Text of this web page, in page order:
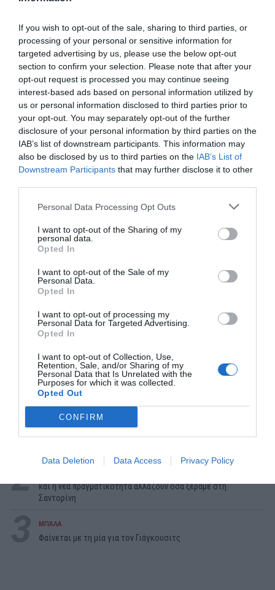
If you wish to opt-out of the sale, sharing to third parties, or
processing of your personal or sensitive information for
targeted advertising by us, please use the below opt-out
section to confirm your selection. Please note that after your
opt-out request is processed you may continue seeing
interest-based ads based on personal information utilized by
us or personal information disclosed to third parties prior to
your opt-out. You may separately opt-out of the further
disclosure of your personal information by third parties on the
IAB’s list of downstream participants. This information may
also be disclosed by us to third parties on the IAB’s List of
Downstream Participants that may further disclose it to other
Personal Data Processing Opt Outs
I want to opt-out of the Sharing of my
personal data.
Opted In
I want to opt-out of the Sale of my
Personal Data.
Opted In
I want to opt-out of processing my
Personal Data for Targeted Advertising.
Opted In
I want to opt-out of Collection, Use,
Retention, Sale, and/or Sharing of my
Personal Data that Is Unrelated with the
Purposes for which it was collected.
Opted Out
CONFIRM
Data Deletion Data Access Privacy Policy
ΔΗΜΟΦΙΛΕΣΤΕΡΑ ΗΜΕΡΑΣ
1 ΣΕΙΡΕΣ - ΤΑΙΝΙΕΣ
Δεν θα το πιστεύεις:
έπος που για 133 λεπτά σε κρατάει δικό της
2 ΔΙΑΚΟΠΕΣ
και η νέα πραγματικότητα αλλάζουν όσα ξέραμε στη
Σαντορίνη
ΜΠΑΛΑ
Φαίνεται με τη μία για τον Γιάγκουσιτς